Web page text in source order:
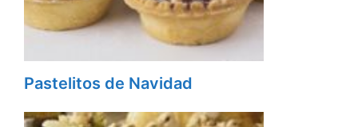
Pastelitos de Navidad